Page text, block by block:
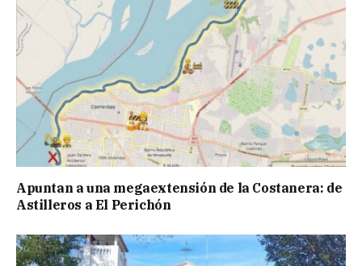
Apuntan a una megaextensión de la Costanera: de
Astilleros a El Perichón